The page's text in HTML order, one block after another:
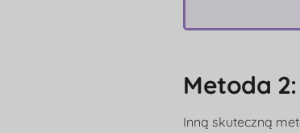
Metoda
Inną skuteczną